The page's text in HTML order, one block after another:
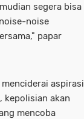
segera bisa
noise
papar
aspirasi
kepolisian akan
mencoba